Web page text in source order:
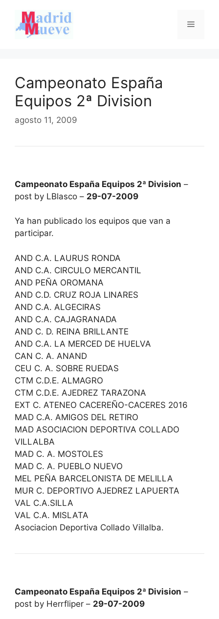
contenido
Menú
Campeonato España
Equipos 2ª Division
agosto 11, 2009
Campeonato España Equipos 2ª Division –
post by LBlasco – 29-07-2009
Ya han publicado los equipos que van a
participar.
AND C.A. LAURUS RONDA
AND C.A. CIRCULO MERCANTIL
AND PEÑA OROMANA
AND C.D. CRUZ ROJA LINARES
AND C.A. ALGECIRAS
AND C.A. CAJAGRANADA
AND C. D. REINA BRILLANTE
AND C.A. LA MERCED DE HUELVA
CAN C. A. ANAND
CEU C. A. SOBRE RUEDAS
CTM C.D.E. ALMAGRO
CTM C.D.E. AJEDREZ TARAZONA
EXT C. ATENEO CACEREÑO-CACERES 2016
MAD C.A. AMIGOS DEL RETIRO
MAD ASOCIACION DEPORTIVA COLLADO
VILLALBA
MAD C. A. MOSTOLES
MAD C. A. PUEBLO NUEVO
MEL PEÑA BARCELONISTA DE MELILLA
MUR C. DEPORTIVO AJEDREZ LAPUERTA
VAL C.A.SILLA
VAL C.A. MISLATA
Asociacion Deportiva Collado Villalba.
Campeonato España Equipos 2ª Division –
post by Herrfliper – 29-07-2009